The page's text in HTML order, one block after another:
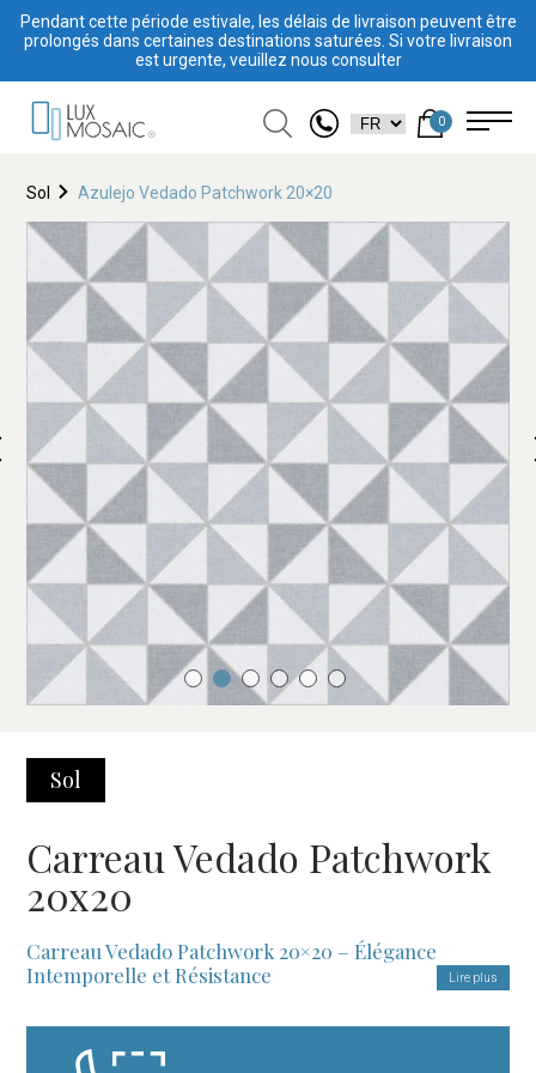
Pendant cette période estivale, les délais de livraison peuvent être
prolongés dans certaines destinations saturées. Si votre livraison
est urgente, veuillez nous consulter
0
Sol Azulejo Vedado Patchwork 20×20
Sol
Carreau Vedado Patchwork
20x20
Carreau Vedado Patchwork 20×20 – Élégance
Intemporelle et Résistance
Un Design Sophistiqué pour des Espaces Uniques
Carreau Vedado Patchwork 20×20
Lire plus